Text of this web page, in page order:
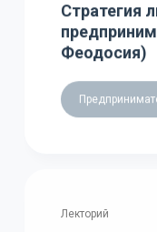
Стратегия
Феодосия)
Лекторий